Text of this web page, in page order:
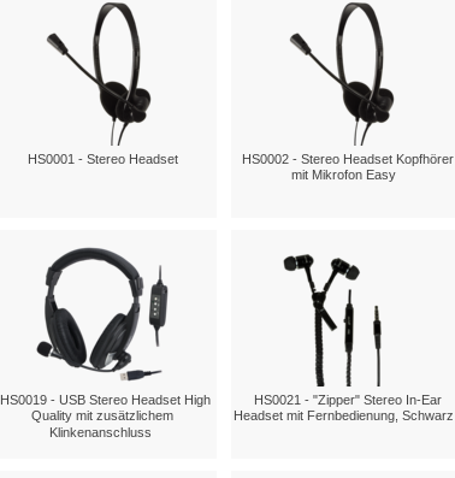
HS0001 - Stereo Headset
HS0002 - Stereo Headset Kopfhörer
mit Mikrofon Easy
HS0019 - USB Stereo Headset High
Quality mit zusätzlichem
Klinkenanschluss
HS0021 - "Zipper" Stereo In-Ear
Headset mit Fernbedienung, Schwarz